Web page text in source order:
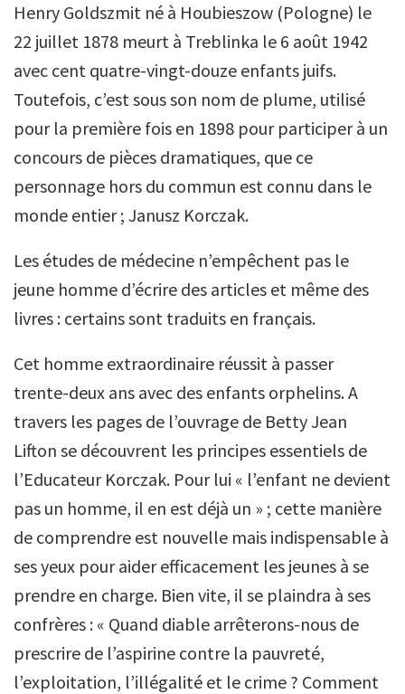
Henry Goldszmit né à Houbieszow (Pologne) le
22 juillet 1878 meurt à Treblinka le 6 août 1942
avec cent quatre-vingt-douze enfants juifs.
Toutefois, c’est sous son nom de plume, utilisé
pour la première fois en 1898 pour participer à un
concours de pièces dramatiques, que ce
personnage hors du commun est connu dans le
monde entier ; Janusz Korczak.
Les études de médecine n’empêchent pas le
jeune homme d’écrire des articles et même des
livres : certains sont traduits en français.
Cet homme extraordinaire réussit à passer
trente-deux ans avec des enfants orphelins. A
travers les pages de l’ouvrage de Betty Jean
Lifton se découvrent les principes essentiels de
l’Educateur Korczak. Pour lui « l’enfant ne devient
pas un homme, il en est déjà un » ; cette manière
de comprendre est nouvelle mais indispensable à
ses yeux pour aider efficacement les jeunes à se
prendre en charge. Bien vite, il se plaindra à ses
confrères : « Quand diable arrêterons-nous de
prescrire de l’aspirine contre la pauvreté,
l’exploitation, l’illégalité et le crime ? Comment